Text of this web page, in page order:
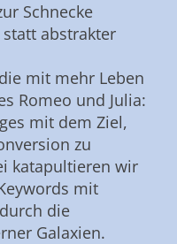
Schnecke
abstrakter
mit mehr Leben
Romeo und Julia:
mit dem Ziel,
zu
katapultieren wir
mit
die
Galaxien.